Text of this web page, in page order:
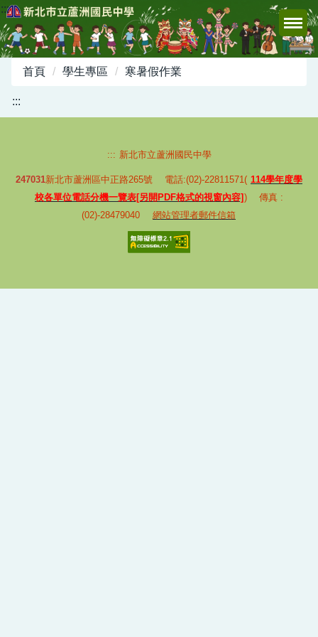
跳
到
主
容
:::
首頁 學生專區 寒暑假作業
:::
::: 新北市立蘆洲國民中學
247031新北市蘆洲區中正路265號 電話:(02)-22811571( 114學年度學
校各單位電話分機一覽表[另開PDF格式的視窗內容]) 傳真 :
(02)-28479040 網站管理者郵件信箱